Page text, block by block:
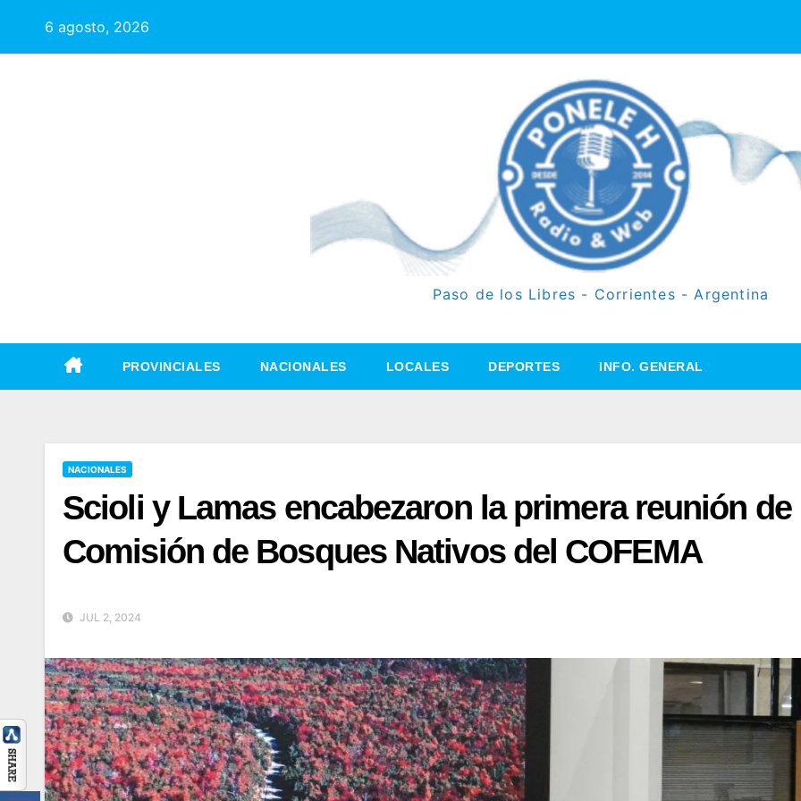
6 agosto, 2026
Paso de los Libres - Corrientes - Argentina
PROVINCIALES NACIONALES LOCALES DEPORTES INFO. GENERAL
NACIONALES
Scioli y Lamas encabezaron la primera reunión de
Comisión de Bosques Nativos del COFEMA
JUL 2, 2024